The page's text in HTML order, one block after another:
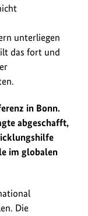
unterliegen
das fort und
in Bonn.
abgeschafft,
im globalen
Die